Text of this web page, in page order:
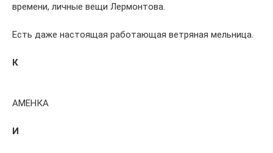
времени, личные вещи Лермонтова.
Есть даже настоящая работающая ветряная мельница.
К
АМЕНКА
И